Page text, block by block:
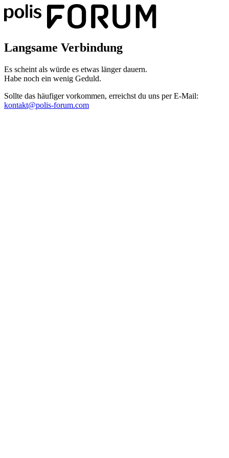
Langsame Verbindung
Es scheint als würde es etwas länger dauern.
Habe noch ein wenig Geduld.
Sollte das häufiger vorkommen, erreichst du uns per E-Mail:
kontakt@polis-forum.com